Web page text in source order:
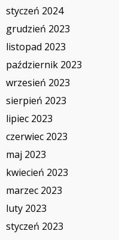
styczeń 2024
grudzień 2023
listopad 2023
październik 2023
wrzesień 2023
sierpień 2023
lipiec 2023
czerwiec 2023
maj 2023
kwiecień 2023
marzec 2023
luty 2023
styczeń 2023